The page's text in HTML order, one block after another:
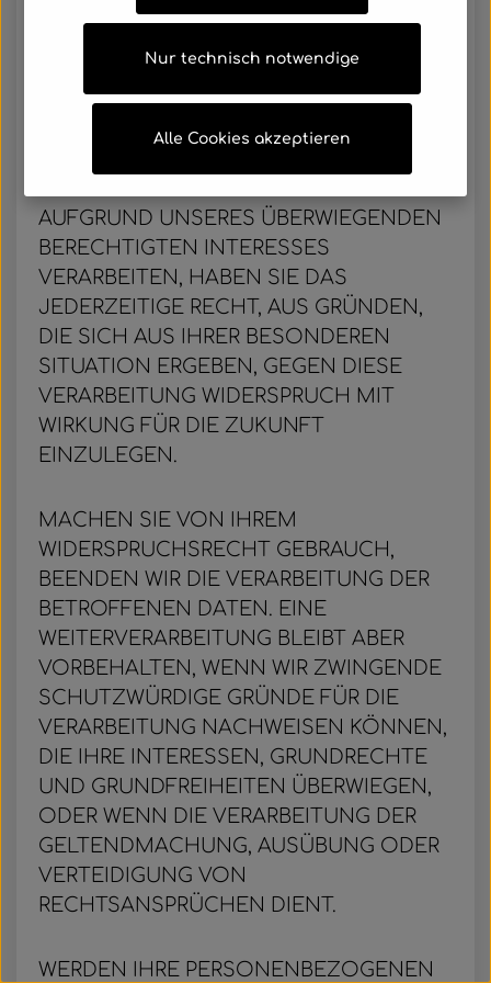
WIDERSPRUCHSRECHT
WENN WIR IM RAHMEN EINER
AUFGRUND UNSERES ÜBERWIEGENDEN
BERECHTIGTEN INTERESSES
VERARBEITEN, HABEN SIE DAS
JEDERZEITIGE RECHT, AUS GRÜNDEN,
DIE SICH AUS IHRER BESONDEREN
SITUATION ERGEBEN, GEGEN DIESE
VERARBEITUNG WIDERSPRUCH MIT
WIRKUNG FÜR DIE ZUKUNFT
EINZULEGEN.
MACHEN SIE VON IHREM
WIDERSPRUCHSRECHT GEBRAUCH,
BEENDEN WIR DIE VERARBEITUNG DER
BETROFFENEN DATEN. EINE
WEITERVERARBEITUNG BLEIBT ABER
VORBEHALTEN, WENN WIR ZWINGENDE
SCHUTZWÜRDIGE GRÜNDE FÜR DIE
VERARBEITUNG NACHWEISEN KÖNNEN,
DIE IHRE INTERESSEN, GRUNDRECHTE
UND GRUNDFREIHEITEN ÜBERWIEGEN,
ODER WENN DIE VERARBEITUNG DER
GELTENDMACHUNG, AUSÜBUNG ODER
VERTEIDIGUNG VON
RECHTSANSPRÜCHEN DIENT.
WERDEN IHRE PERSONENBEZOGENEN
Nur technisch notwendige
Alle Cookies akzeptieren